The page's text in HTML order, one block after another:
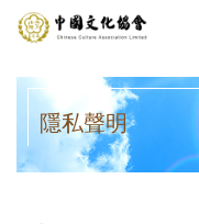
隱私聲明